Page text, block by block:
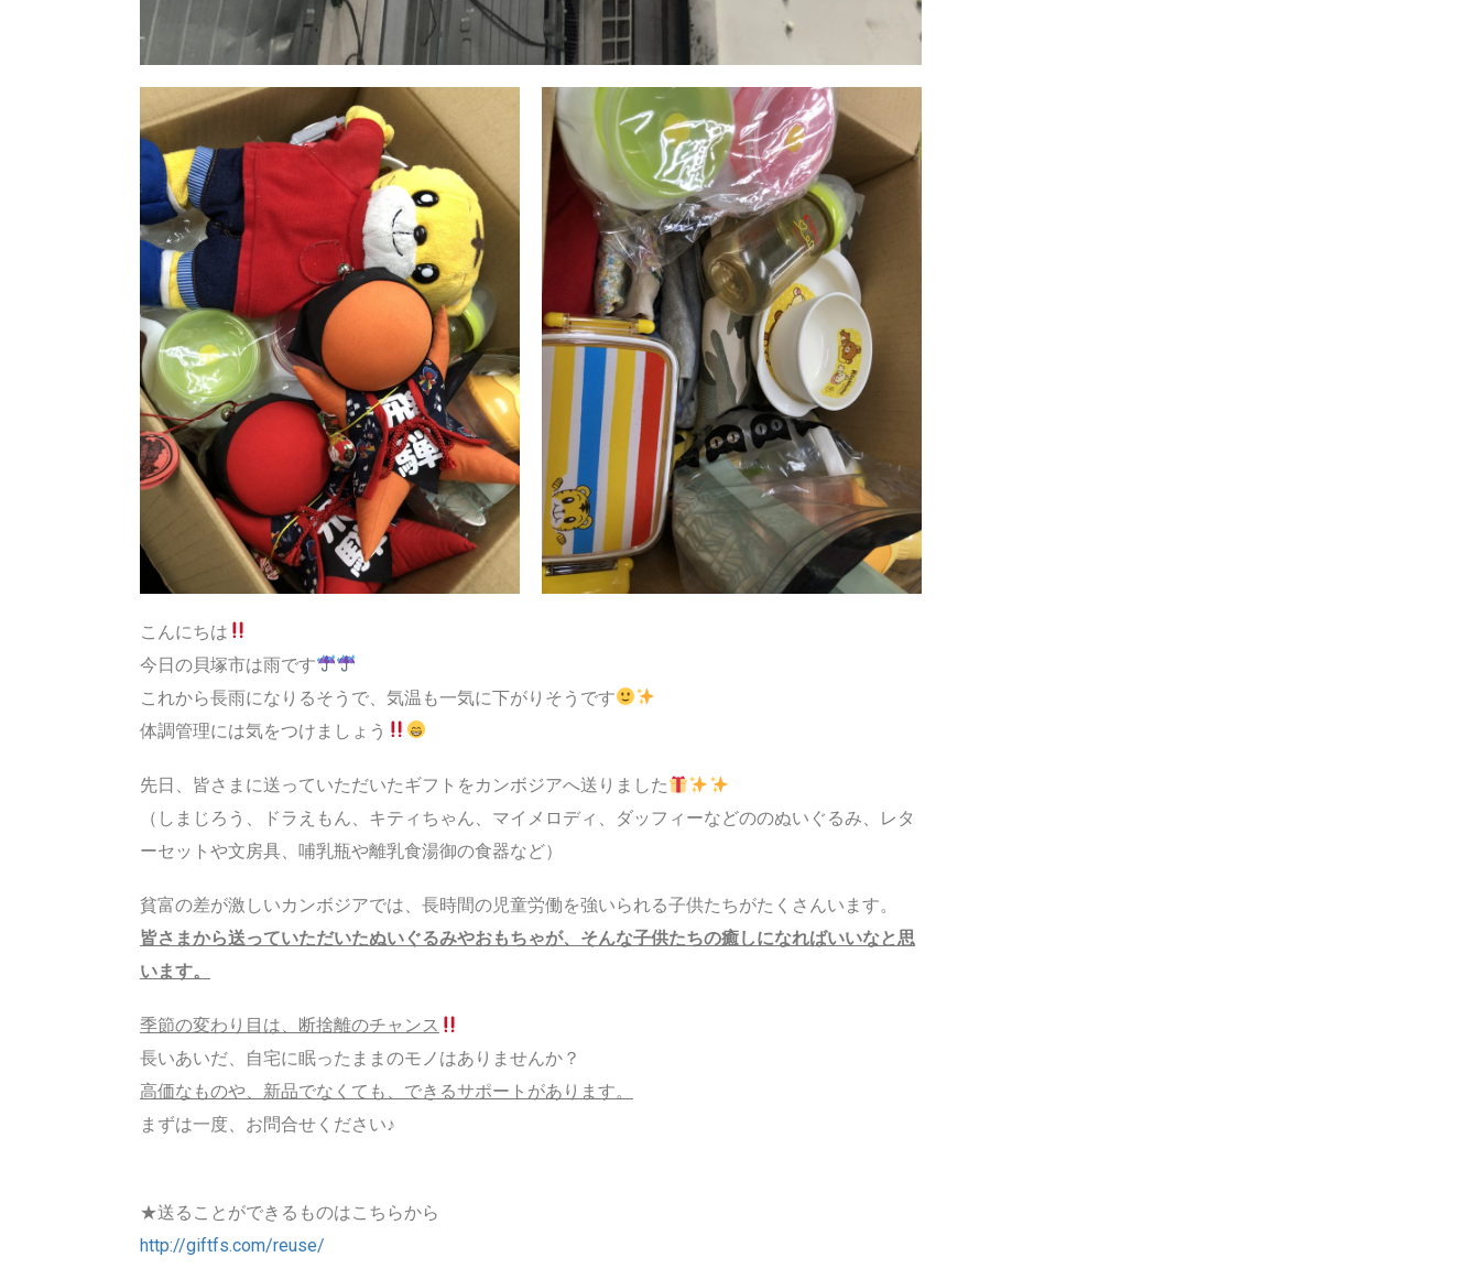
こんにちは
今日の貝塚市は雨です
これから長雨になりるそうで、気温も一気に下がりそうです
体調管理には気をつけましょう
先日、皆さまに送っていただいたギフトをカンボジアへ送りました
（しまじろう、ドラえもん、キティちゃん、マイメロディ、ダッフィーなどののぬいぐるみ、レタ
ーセットや文房具、哺乳瓶や離乳食湯御の食器など）
貧富の差が激しいカンボジアでは、長時間の児童労働を強いられる子供たちがたくさんいます。
皆さまから送っていただいたぬいぐるみやおもちゃが、そんな子供たちの癒しになればいいなと思
います。
季節の変わり目は、断捨離のチャンス
長いあいだ、自宅に眠ったままのモノはありませんか？
高価なものや、新品でなくても、できるサポートがあります。
まずは一度、お問合せください♪
★送ることができるものはこちらから
http://giftfs.com/reuse/